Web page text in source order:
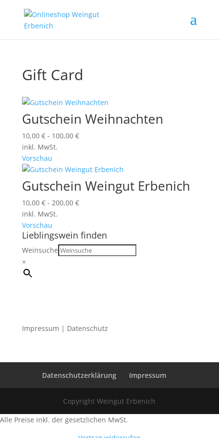
Gift Card
Gutschein Weihnachten
10,00 €- 100,00 €
inkl. MwSt.
Vorschau
Gutschein Weingut Erbenich
10,00 €- 200,00 €
inkl. MwSt.
Vorschau
Lieblingswein finden
Weinsuche
×
Impressum | Datenschutz
Datenschutzerklärung Impressum
Copyright Weingut Erbenich
Alle Preise inkl. der gesetzlichen MwSt.